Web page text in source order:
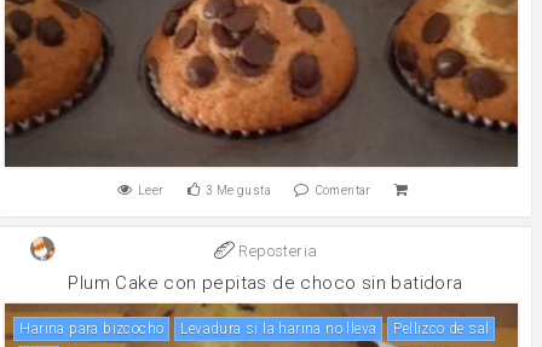
Leer 3 Me gusta Comentar
Reposteria
Plum Cake con pepitas de choco sin batidora
Harina para bizcocho Levadura si la harina no lleva
Pellizco de sal